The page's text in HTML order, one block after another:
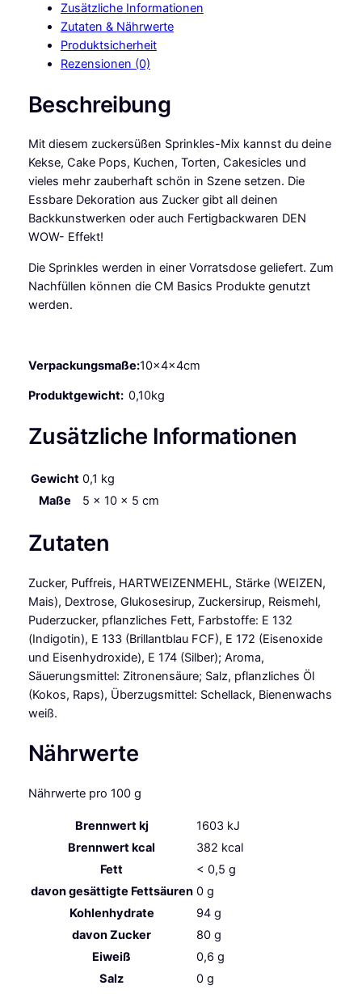
S
r
i
n
k
l
e
S
a
n
B
e
c
h
0
e
n
e
Zusätzliche Informationen
Zutaten & Nährwerte
Produktsicherheit
Rezensionen (0)
Beschreibung
Mit diesem zuckersüßen Sprinkles-Mix kannst du deine
Kekse, Cake Pops, Kuchen, Torten, Cakesicles und
vieles mehr zauberhaft schön in Szene setzen. Die
Essbare Dekoration aus Zucker gibt all deinen
Backkunstwerken oder auch Fertigbackwaren DEN
WOW- Effekt!
Die Sprinkles werden in einer Vorratsdose geliefert. Zum
Nachfüllen können die CM Basics Produkte genutzt
werden.
Verpackungsmaße:10x4x4cm
Produktgewicht: 0,10kg
Zusätzliche Informationen
Gewicht 0,1 kg
Maße
5 × 10 × 5 cm
Zutaten
Zucker, Puffreis, HARTWEIZENMEHL, Stärke (WEIZEN,
Mais), Dextrose, Glukosesirup, Zuckersirup, Reismehl,
Puderzucker, pflanzliches Fett, Farbstoffe: E 132
(Indigotin), E 133 (Brillantblau FCF), E 172 (Eisenoxide
und Eisenhydroxide), E 174 (Silber); Aroma,
Säuerungsmittel: Zitronensäure; Salz, pflanzliches Öl
(Kokos, Raps), Überzugsmittel: Schellack, Bienenwachs
weiß.
Nährwerte
Nährwerte pro 100 g
Brennwert kj 1603 kJ
Brennwert kcal
382 kcal
Fett
< 0,5 g
davongesättigte Fettsäuren 0 g
Kohlenhydrate
94 g
davonZucker 80 g
Eiweiß
0,6 g
Salz
0 g